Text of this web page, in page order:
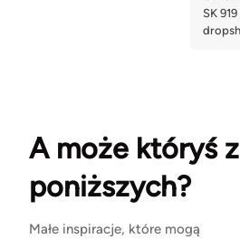
A może któryś z
poniższych?
Małe inspiracje, które mogą